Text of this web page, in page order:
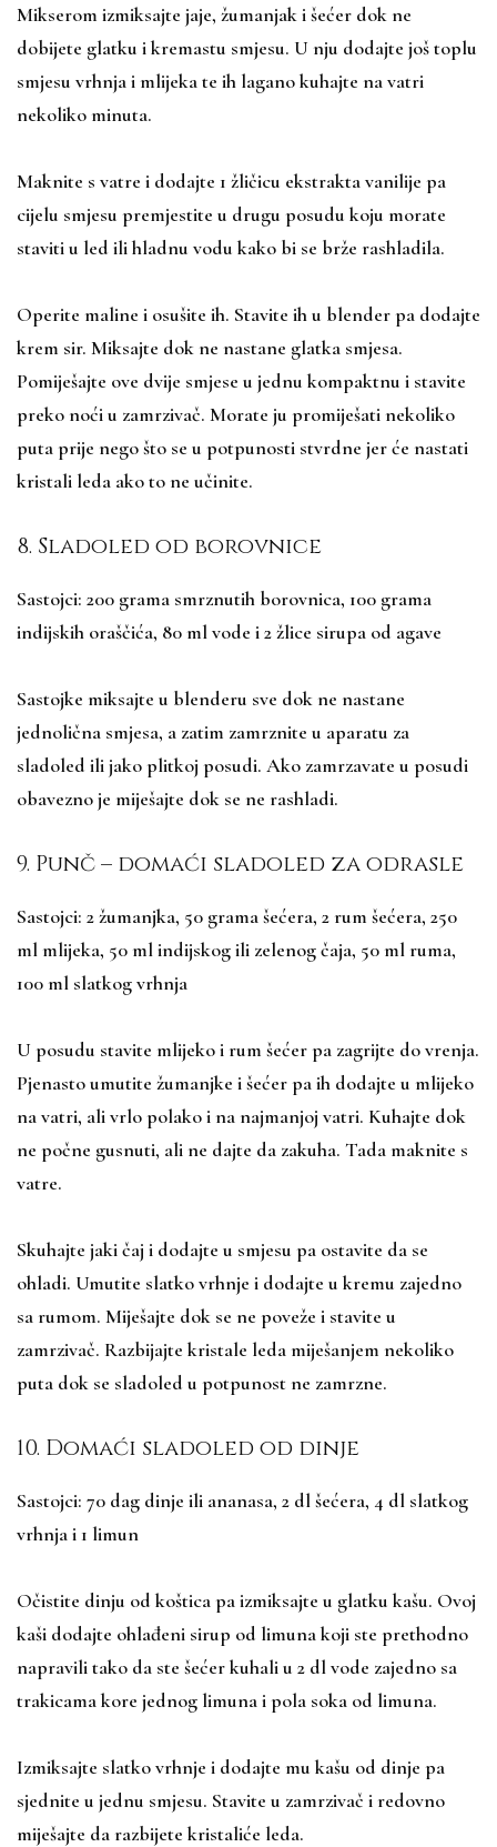
Mikserom izmiksajte jaje, žumanjak i šećer dok ne
dobijete glatku i kremastu smjesu. U nju dodajte još toplu
smjesu vrhnja i mlijeka te ih lagano kuhajte na vatri
nekoliko minuta.
Maknite s vatre i dodajte 1 žličicu ekstrakta vanilije pa
cijelu smjesu premjestite u drugu posudu koju morate
staviti u led ili hladnu vodu kako bi se brže rashladila.
Operite maline i osušite ih. Stavite ih u blender pa dodajte
krem sir. Miksajte dok ne nastane glatka smjesa.
Pomiješajte ove dvije smjese u jednu kompaktnu i stavite
preko noći u zamrzivač. Morate ju promiješati nekoliko
puta prije nego što se u potpunosti stvrdne jer će nastati
kristali leda ako to ne učinite.
8. Sladoled od borovnice
Sastojci: 200 grama smrznutih borovnica, 100 grama
indijskih oraščića, 80 ml vode i 2 žlice sirupa od agave
Sastojke miksajte u blenderu sve dok ne nastane
jednolična smjesa, a zatim zamrznite u aparatu za
sladoled ili jako plitkoj posudi. Ako zamrzavate u posudi
obavezno je miješajte dok se ne rashladi.
9. Punč – domaći sladoled za odrasle
Sastojci: 2 žumanjka, 50 grama šećera, 2 rum šećera, 250
ml mlijeka, 50 ml indijskog ili zelenog čaja, 50 ml ruma,
100 ml slatkog vrhnja
U posudu stavite mlijeko i rum šećer pa zagrijte do vrenja.
Pjenasto umutite žumanjke i šećer pa ih dodajte u mlijeko
na vatri, ali vrlo polako i na najmanjoj vatri. Kuhajte dok
ne počne gusnuti, ali ne dajte da zakuha. Tada maknite s
vatre.
Skuhajte jaki čaj i dodajte u smjesu pa ostavite da se
ohladi. Umutite slatko vrhnje i dodajte u kremu zajedno
sa rumom. Miješajte dok se ne poveže i stavite u
zamrzivač. Razbijajte kristale leda miješanjem nekoliko
puta dok se sladoled u potpunost ne zamrzne.
10. Domaći sladoled od dinje
Sastojci: 70 dag dinje ili ananasa, 2 dl šećera, 4 dl slatkog
vrhnja i 1 limun
Očistite dinju od koštica pa izmiksajte u glatku kašu. Ovoj
kaši dodajte ohlađeni sirup od limuna koji ste prethodno
napravili tako da ste šećer kuhali u 2 dl vode zajedno sa
trakicama kore jednog limuna i pola soka od limuna.
Izmiksajte slatko vrhnje i dodajte mu kašu od dinje pa
sjednite u jednu smjesu. Stavite u zamrzivač i redovno
miješajte da razbijete kristaliće leda.